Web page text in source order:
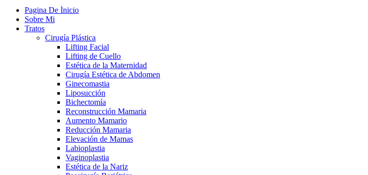
Pagina De İnicio
Sobre Mi
Tratos
Cirugía Plástica
Lifting Facial
Lifting de Cuello
Estética de la Maternidad
Cirugía Estética de Abdomen
Ginecomastia
Liposucción
Bichectomía
Reconstrucción Mamaria
Aumento Mamario
Reducción Mamaria
Elevación de Mamas
Labioplastia
Vaginoplastia
Estética de la Nariz